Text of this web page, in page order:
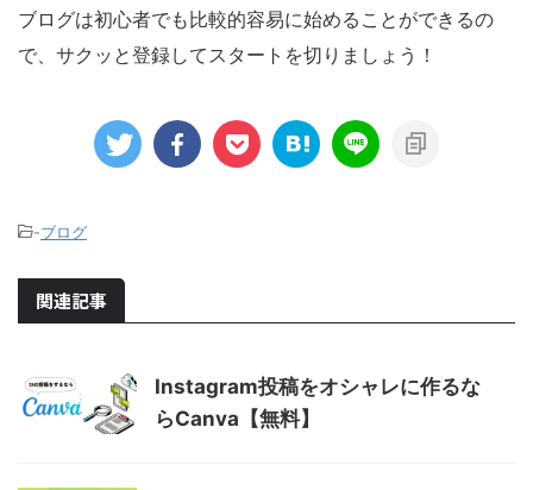
ブログは初心者でも比較的容易に始めることができるの
で、サクッと登録してスタートを切りましょう！
-ブログ
関連記事
Instagram投稿をオシャレに作るな
らCanva【無料】